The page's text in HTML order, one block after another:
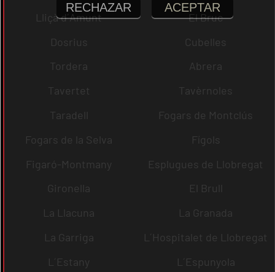
Lliçà d´Amunt
El Bruc
Dosrius
Cubelles
Tordera
Abrera
Tavertet
Tavèrnoles
Taradell
Fogars de Montclús
Fogars de la Selva
Fígols
Figaró-Montmany
Esplugues de Llobregat
Gironella
El Brull
La Llacuna
La Granada
La Garriga
L´Hospitalet de Llobregat
L´Estany
L´Espunyola
RECHAZAR ACEPTAR